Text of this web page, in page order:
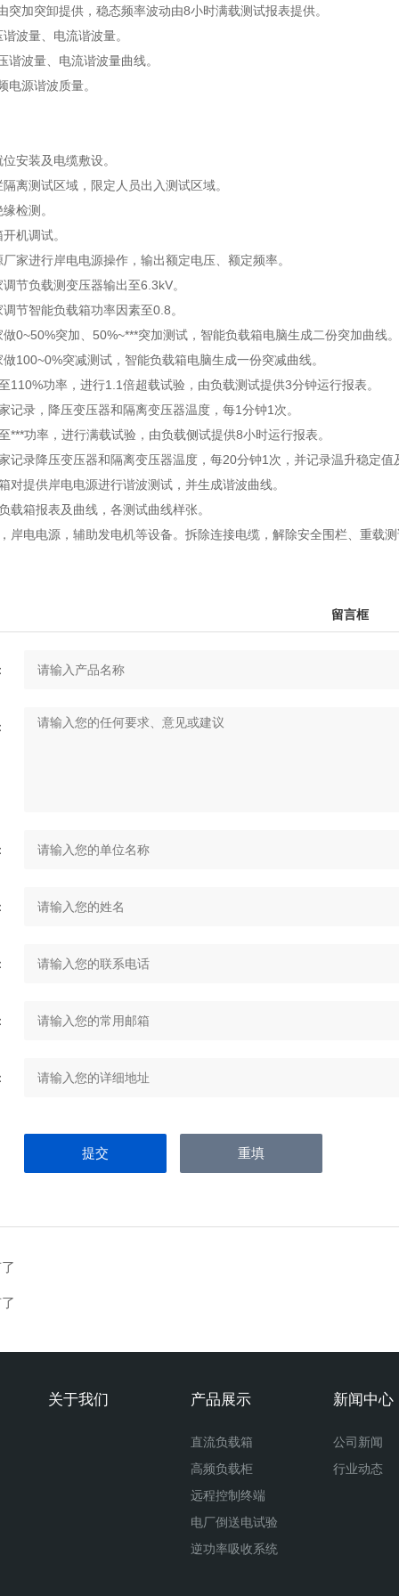
突加突卸提供，稳态频率波动由8小时满载测试报表提供。
波量、电流谐波量。
谐波量、电流谐波量曲线。
电源谐波质量。
安装及电缆敷设。
离测试区域，限定人员出入测试区域。
检测。
机调试。
家进行岸电电源操作，输出额定电压、额定频率。
节负载测变压器输出至6.3kV。
节智能负载箱功率因素至0.8。
0~50%突加、50%~***突加测试，智能负载箱电脑生成二份突加曲线。
100~0%突减测试，智能负载箱电脑生成一份突减曲线。
110%功率，进行1.1倍超载试验，由负载测试提供3分钟运行报表。
记录，降压变压器和隔离变压器温度，每1分钟1次。
***功率，进行满载试验，由负载侧试提供8小时运行报表。
记录降压变压器和隔离变压器温度，每20分钟1次，并记录温升稳定值
对提供岸电电源进行谐波测试，并生成谐波曲线。
载箱报表及曲线，各测试曲线样张。
岸电电源，辅助发电机等设备。拆除连接电缆，解除安全围栏、重载
留言框
关于我们 产品展示
直流负载箱
高频负载柜
远程控制终端
电厂倒送电试验
逆功率吸收系统
新闻中心
公司新闻
行业动态